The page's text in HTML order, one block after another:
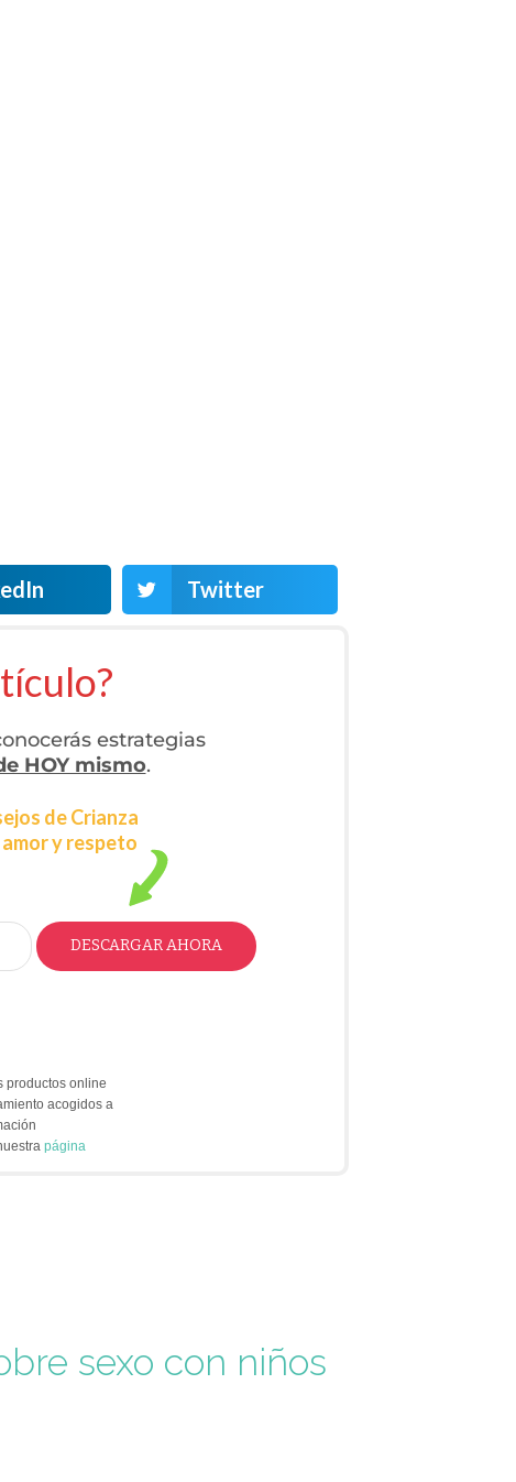
Twitter
estrategias
HOY mismo.
de Crianza
y respeto
productos online
acogidos a
página
DESCARGAR AHORA
sexo con niños